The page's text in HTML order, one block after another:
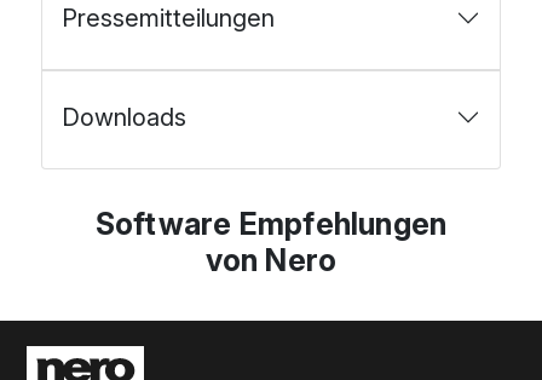
Pressemitteilungen
Downloads
Software Empfehlungen
von Nero